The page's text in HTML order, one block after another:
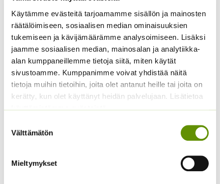
Käytämme evästeitä tarjoamamme sisällön ja mainosten
räätälöimiseen, sosiaalisen median ominaisuuksien
tukemiseen ja kävijämäärämme analysoimiseen. Lisäksi
jaamme sosiaalisen median, mainosalan ja analytiikka-
alan kumppaneillemme tietoja siitä, miten käytät
sivustoamme. Kumppanimme voivat yhdistää näitä
tietoja muihin tietoihin, joita olet antanut heille tai joita on
kerätty, kun olet käyttänyt heidän palvelujaan. Lisätietoa
käyttämistämme evästeistä
valinta
Välttämätön
Mieltymykset
Kiinanasteri Hulk (50 s)
Kaliforniantuliunikko
Sperli Dalli
5,50€ Sisältää arvonlisäveron